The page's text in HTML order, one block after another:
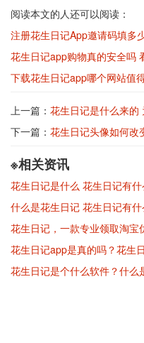
阅读本文的人还可以阅读：
注册花生日记App邀请码填多
花生日记app购物真的安全吗
下载花生日记app哪个网站值
上一篇： 花生日记是什么来的
下一篇： 花生日记头像如何改
※相关资讯
花生日记是什么 花生日记有
什么是花生日记 花生日记有
花生日记，一款专业领取淘宝
花生日记app是真的吗？花生
花生日记是个什么软件？什么